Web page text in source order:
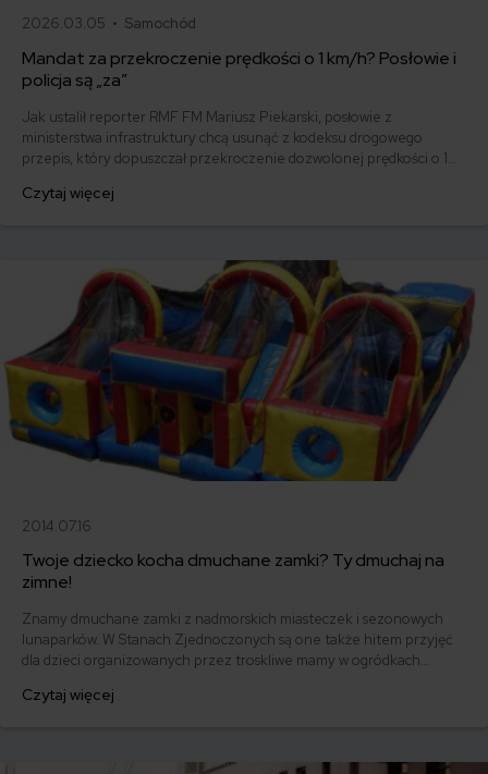
2026.03.05 • Samochód
Mandat za przekroczenie prędkości o 1 km/h? Posłowie i
policja są „za”
Jak ustalił reporter RMF FM Mariusz Piekarski, posłowie z
ministerstwa infrastruktury chcą usunąć z kodeksu drogowego
przepis, który dopuszczał przekroczenie dozwolonej prędkości o 10
przekroczenie prędkości już o 1 km/h.
Czytaj więcej
2014.07.16
Twoje dziecko kocha dmuchane zamki? Ty dmuchaj na
zimne!
Znamy dmuchane zamki z nadmorskich miasteczek i sezonowych
lunaparków. W Stanach Zjednoczonych są one także hitem przyjęć
dla dzieci organizowanych przez troskliwe mamy w ogródkach
Czytaj więcej